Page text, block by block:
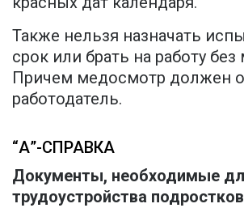
Также нельзя назначать
срок или брать на работу
Причем медосмотр должен
работодатель.
“А”-СПРАВКА
Документы, необходимые
трудоустройства